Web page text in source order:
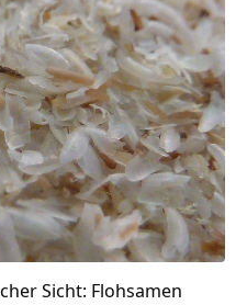
Sicht: Flohsamen